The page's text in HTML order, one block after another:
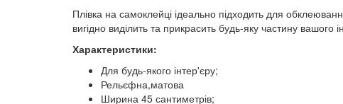
Плівка на самоклейці ідеально підходить для
вигідно виділить та прикрасить будь-яку частину
Характеристики:
Для будь-якого інтер'єру;
Рельєфна,матова
Ширина 45 сантиметрів;